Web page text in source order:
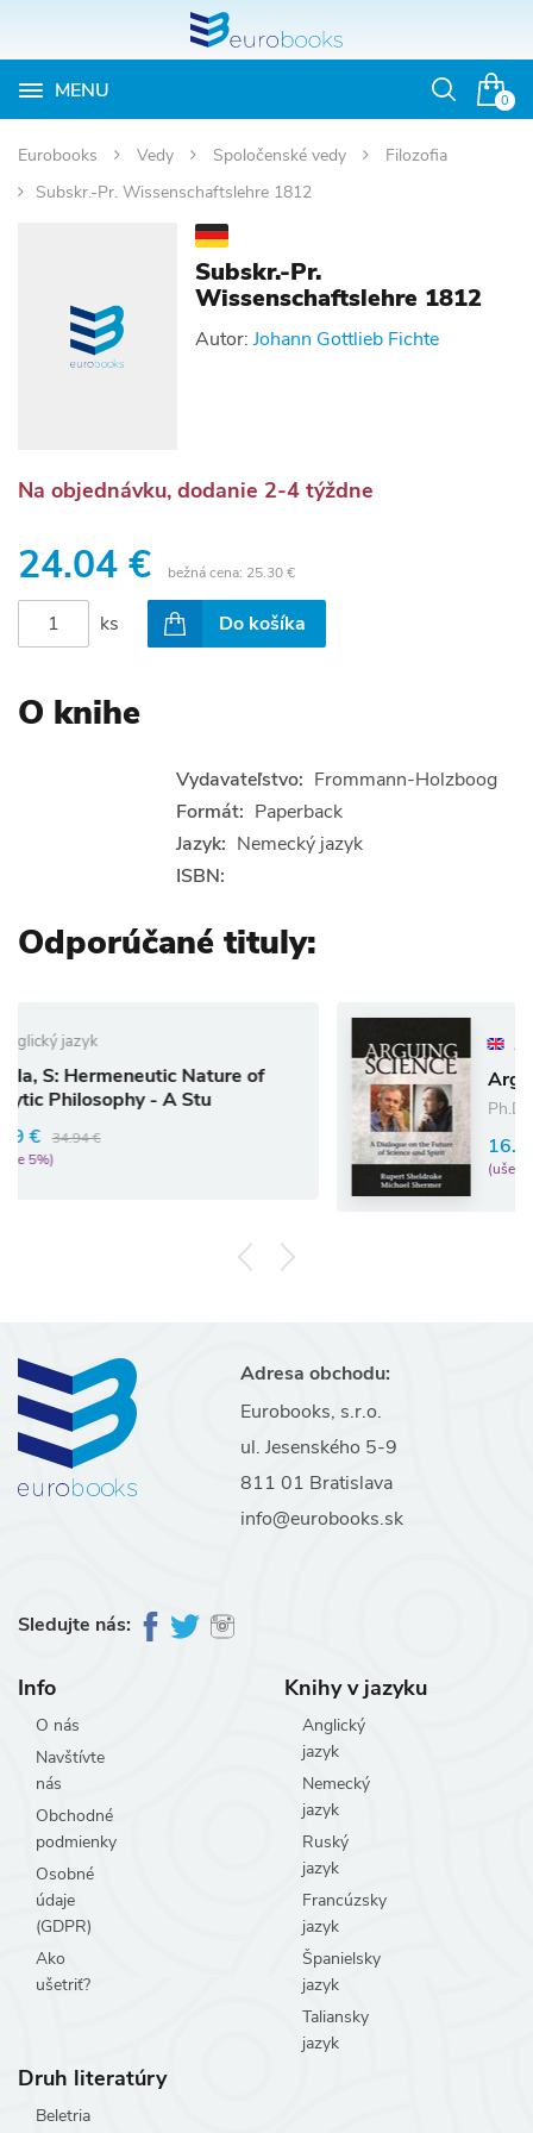
0
MENU
Otvoriť
Eurobooks Vedy Spoločenské vedy
Filozofia
Subskr.-Pr. Wissenschaftslehre 1812
Subskr.-Pr.
Wissenschaftslehre 1812
Autor: Johann Gottlieb Fichte
Na objednávku, dodanie 2-4 týždne
24.04 € bežná cena: 25.30 €
ks Do košíka
O knihe
Vydavateľstvo: Frommann-Holzboog
Formát: Paperback
Jazyk: Nemecký jazyk
ISBN:
Odporúčané tituly:
Nature of
- A Stu
Anglický jazyk
Arguing Science
Ph.D. Rupert
16.41 €
17.27 €
(ušetríte 5%)
Adresa obchodu:
Eurobooks, s.r.o.
ul. Jesenského 5-9
811 01 Bratislava
info@eurobooks.sk
Sledujte nás:
Info
O nás
Navštívte
nás
Obchodné
podmienky
Osobné
údaje
(GDPR)
Ako
ušetriť?
Knihy v jazyku
Anglický
jazyk
Nemecký
jazyk
Ruský
jazyk
Francúzsky
jazyk
Španielsky
jazyk
Taliansky
jazyk
Druh literatúry
Beletria